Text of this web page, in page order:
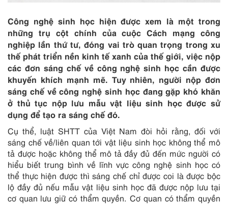
Công nghệ sinh học hiện được xem là một trong
những trụ cột chính của cuộc Cách mạng công
nghiệp lần thứ tư, đóng vai trò quan trọng trong xu
thế phát triển nền kinh tế xanh của thế giới, việc nộp
các đơn sáng chế về công nghệ sinh học cần được
khuyến khích mạnh mẽ. Tuy nhiên, người nộp đơn
sáng chế về công nghệ sinh học đang gặp khó khăn
ở thủ tục nộp lưu mẫu vật liệu sinh học được sử
dụng để tạo ra sáng chế đó.
Cụ thể, luật SHTT của Việt Nam đòi hỏi rằng, đối với
sáng chế về/liên quan tới vật liệu sinh học không thể mô
tả được hoặc không thể mô tả đầy đủ đến mức người có
hiểu biết trung bình về lĩnh vực công nghệ sinh học có
thể thực hiện được thì sáng chế chỉ được coi là được bộc
lộ đầy đủ nếu mẫu vật liệu sinh học đã được nộp lưu tại
cơ quan lưu giữ có thẩm quyền. Cơ quan có thẩm quyền